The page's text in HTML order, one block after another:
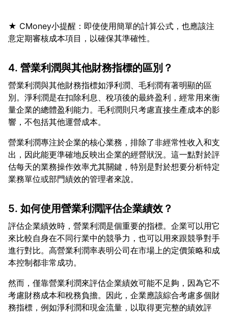
★ CMoney小提醒：即使使用簡單的計算公式，也應該注
4. 營業利潤與其他財務指標的區別？
營業利潤與其他財務指標如淨利潤、毛利潤有著明顯的區
別。淨利潤是在扣除利息、稅項後的最終盈利，經常用來衡
量企業的總體盈利能力。毛利潤則只考慮直接生產成本的影
營業利潤專注於企業的核心業務，排除了非經常性收入和支
出，因此能更準確地反映出企業的經營狀況。這一點對於評
估每天的業務操作效率尤其關鍵，特別是對於想要分析特定
5. 如何使用營業利潤評估企業績效？
評估企業績效時，營業利潤是個重要的指標。企業可以用它
來比較自身在不同行業中的競爭力，也可以用來跟競爭對手
進行對比。高營業利潤率表明公司在市場上的定價策略和成
然而，僅靠營業利潤來評估企業績效可能不足夠，因為它不
考慮財務成本和稅務負擔。因此，企業應該綜合考慮多個財
務指標，例如淨利潤和現金流量，以取得更完整的績效評